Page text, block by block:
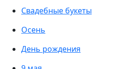
Свадебные букеты
Осень
День рождения